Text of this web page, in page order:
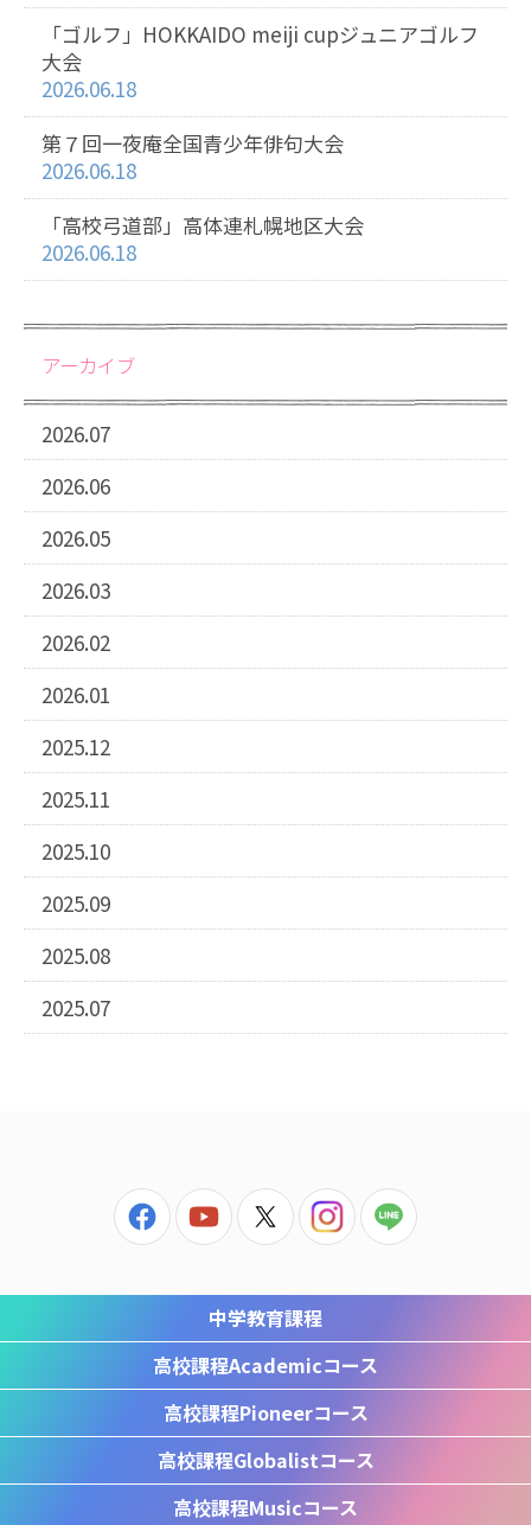
「ゴルフ」HOKKAIDO meiji cupジュニアゴルフ
大会
2026.06.18
第７回一夜庵全国青少年俳句大会
2026.06.18
「高校弓道部」高体連札幌地区大会
2026.06.18
アーカイブ
2026.07
2026.06
2026.05
2026.03
2026.02
2026.01
2025.12
2025.11
2025.10
2025.09
2025.08
2025.07
中学教育課程
高校課程Academicコース
高校課程Pioneerコース
高校課程Globalistコース
高校課程Musicコース